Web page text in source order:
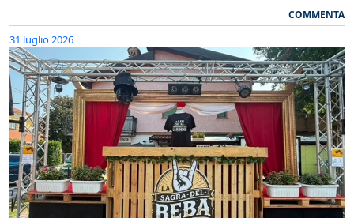
COMMENTA
31 luglio 2026